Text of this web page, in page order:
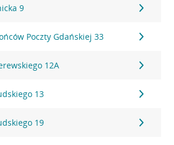
9
Poczty Gdańskiej 33
12A
13
19